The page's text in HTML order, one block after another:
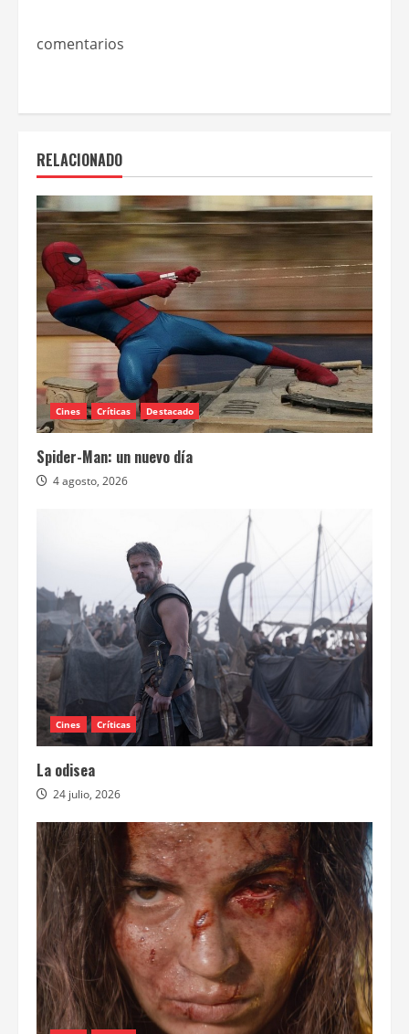
comentarios
RELACIONADO
Cines Críticas Destacado
Spider-Man: un nuevo día
4 agosto, 2026
Cines Críticas
La odisea
24 julio, 2026